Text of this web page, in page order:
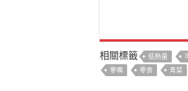
相關標籤 低熱量
零嘴
零食 青菜